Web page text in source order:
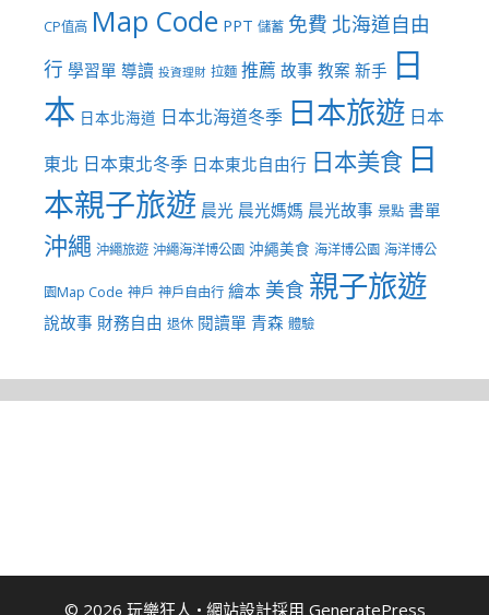
CP值高 Map Code PPT 儲蓄 免費 北海道自由
行 學習單 導讀 投資理財 拉麵 推薦 故事 教案 新手 日
本 日本北海道 日本北海道冬季 日本旅遊 日本
東北 日本東北冬季 日本東北自由行 日本美食 日
本親子旅遊 晨光 晨光媽媽 晨光故事 景點 書單
沖繩 沖繩旅遊 沖繩海洋博公園 沖繩美食 海洋博公園 海洋博公
園Map Code 神戶 神戶自由行 繪本 美食 親子旅遊
說故事 財務自由 退休 閱讀單 青森 體驗
© 2026 玩樂狂人 • 網站設計採用 GeneratePress